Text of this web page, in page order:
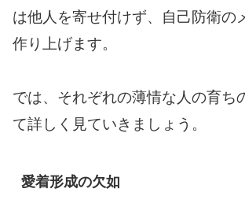
は他人を寄せ付けず、自己防衛の
作り上げます。
では、それぞれの薄情な人の育ち
て詳しく見ていきましょう。
愛着形成の欠如